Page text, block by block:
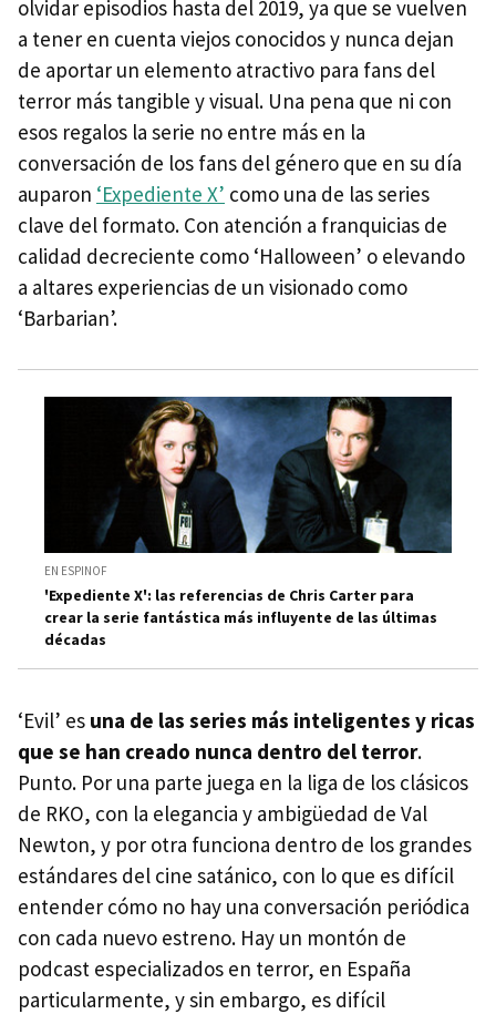
olvidar episodios hasta del 2019, ya que se vuelven
a tener en cuenta viejos conocidos y nunca dejan
de aportar un elemento atractivo para fans del
terror más tangible y visual. Una pena que ni con
esos regalos la serie no entre más en la
conversación de los fans del género que en su día
auparon ‘Expediente X’ como una de las series
clave del formato. Con atención a franquicias de
calidad decreciente como ‘Halloween’ o elevando
a altares experiencias de un visionado como
‘Barbarian’.
EN ESPINOF
'Expediente X': las referencias de Chris Carter para
crear la serie fantástica más influyente de las últimas
décadas
‘Evil’ es una de las series más inteligentes y ricas
que se han creado nunca dentro del terror.
Punto. Por una parte juega en la liga de los clásicos
de RKO, con la elegancia y ambigüedad de Val
Newton, y por otra funciona dentro de los grandes
estándares del cine satánico, con lo que es difícil
entender cómo no hay una conversación periódica
con cada nuevo estreno. Hay un montón de
podcast especializados en terror, en España
particularmente, y sin embargo, es difícil